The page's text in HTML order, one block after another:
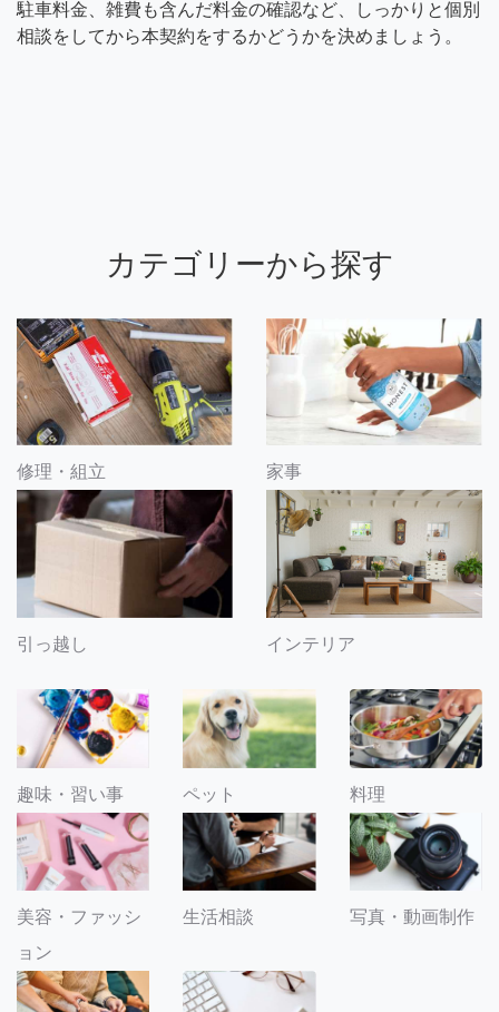
駐車料金、雑費も含んだ料金の確認など、しっかりと個別
相談をしてから本契約をするかどうかを決めましょう。
カテゴリーから探す
修理・組立 家事
引っ越し インテリア
趣味・習い事 ペット 料理
美容・ファッシ
ョン
生活相談 写真・動画制作